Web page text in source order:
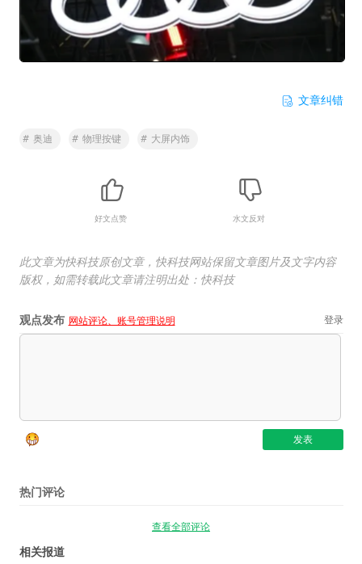
文章纠错
# 奥迪 # 物理按键 # 大屏内饰
好文点赞 水文反对
此文章为快科技原创文章，快科技网站保留文章图片及文字内容
版权，如需转载此文章请注明出处：快科技
观点发布 网站评论、账号管理说明 登录
热门评论
查看全部评论
相关报道